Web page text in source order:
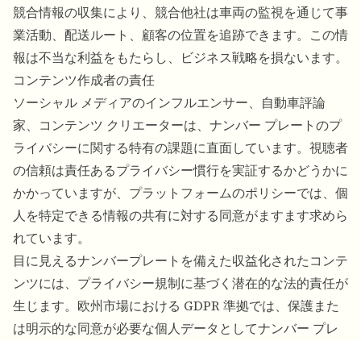
競合情報の収集により、競合他社は車両の監視を通じて事
業活動、配送ルート、顧客の位置を追跡できます。この情
報は不当な利益をもたらし、ビジネス戦略を損ないます。
コンテンツ作成者の責任
ソーシャル メディアのインフルエンサー、自動車評論
家、コンテンツ クリエーターは、ナンバー プレートのプ
ライバシーに関する特有の課題に直面しています。視聴者
の信頼は責任あるプライバシー慣行を実証するかどうかに
かかっていますが、プラットフォームのポリシーでは、個
人を特定できる情報の共有に対する同意がますます求めら
れています。
目に見えるナンバープレートを備えた収益化されたコンテ
ンツには、プライバシー規制に基づく潜在的な法的責任が
生じます。欧州市場における GDPR 準拠では、保護また
は明示的な同意が必要な個人データとしてナンバー プレ